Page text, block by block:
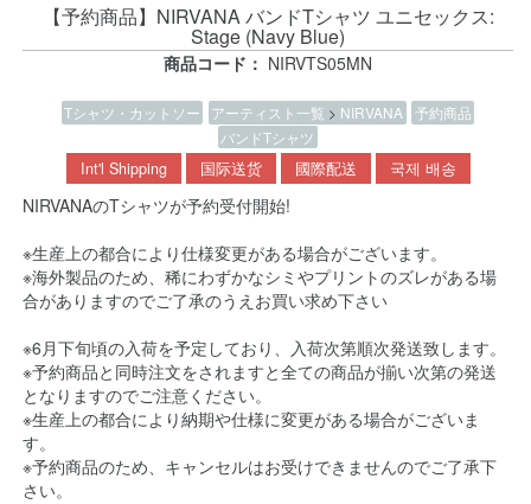
【予約商品】NIRVANA バンドTシャツ ユニセックス:
Stage (Navy Blue)
商品コード： NIRVTS05MN
Tシャツ・カットソー アーティスト一覧 > NIRVANA 予約商品
バンドTシャツ
Int'l Shipping 国际送货 國際配送 국제 배송
NIRVANAのTシャツが予約受付開始!
※生産上の都合により仕様変更がある場合がございます。
※海外製品のため、稀にわずかなシミやプリントのズレがある場
合がありますのでご了承のうえお買い求め下さい
※6月下旬頃の入荷を予定しており、入荷次第順次発送致します。
※予約商品と同時注文をされますと全ての商品が揃い次第の発送
となりますのでご注意ください。
※生産上の都合により納期や仕様に変更がある場合がございま
す。
※予約商品のため、キャンセルはお受けできませんのでご了承下
さい。